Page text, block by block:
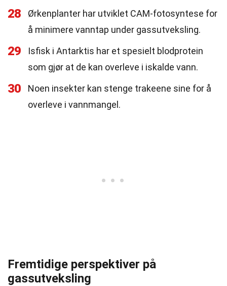
28
Ørkenplanter har utviklet CAM-fotosyntese for
å minimere vanntap under gassutveksling.
29
Isfisk i Antarktis har et spesielt blodprotein
som gjør at de kan overleve i iskalde vann.
30
Noen insekter kan stenge trakeene sine for å
overleve i vannmangel.
Fremtidige perspektiver på
gassutveksling